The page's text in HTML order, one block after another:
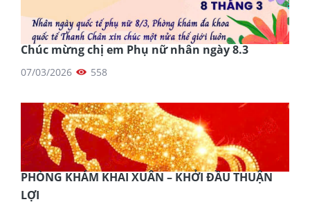
Chúc mừng chị em Phụ nữ nhân ngày 8.3
07/03/2026 558
PHÒNG KHÁM KHAI XUÂN – KHỞI ĐẦU THUẬN
LỢI